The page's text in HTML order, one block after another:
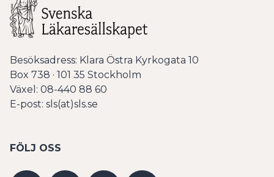
Besöksadress: Klara Östra Kyrkogata 10
Box 738 · 101 35 Stockholm
Växel: 08-440 88 60
E-post: sls(at)sls.se
FÖLJ OSS